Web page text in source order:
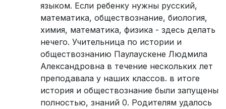
языком. Если ребенку нужны русский,
математика, обществознание, биология,
химия, математика, физика - здесь делать
нечего. Учительница по истории и
обществознанию Паулаускене Людмила
Александровна в течение нескольких лет
преподавала у наших классов. в итоге
история и обществознание были запущены
полностью, знаний 0. Родителям удалось